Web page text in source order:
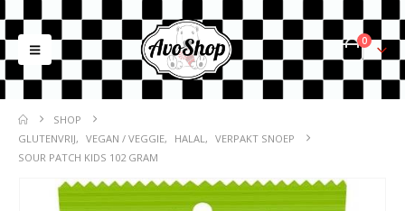
0
SHOP
GLUTENVRIJ, VEGAN / VEGGIE, HALAL, VERPAKT SNOEP
SOUR PATCH KIDS 102 GRAM